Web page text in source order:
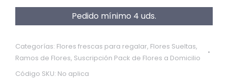
Floral
Regalar
cantidad
Pedido mínimo 4 uds.
Categorías: Flores frescas para regalar, Flores Sueltas,
Ramos de Flores, Suscripción Pack de Flores a Domicilio
Código SKU: No aplica